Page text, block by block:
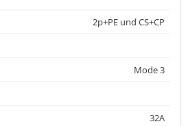
2p+PE und CS+CP
Mode 3
32A